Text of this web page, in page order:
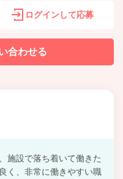
ログインして応募
合わせる
施設で落ち着いて働きた
く、非常に働きやすい職